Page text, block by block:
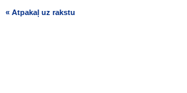
« Atpakaļ uz rakstu